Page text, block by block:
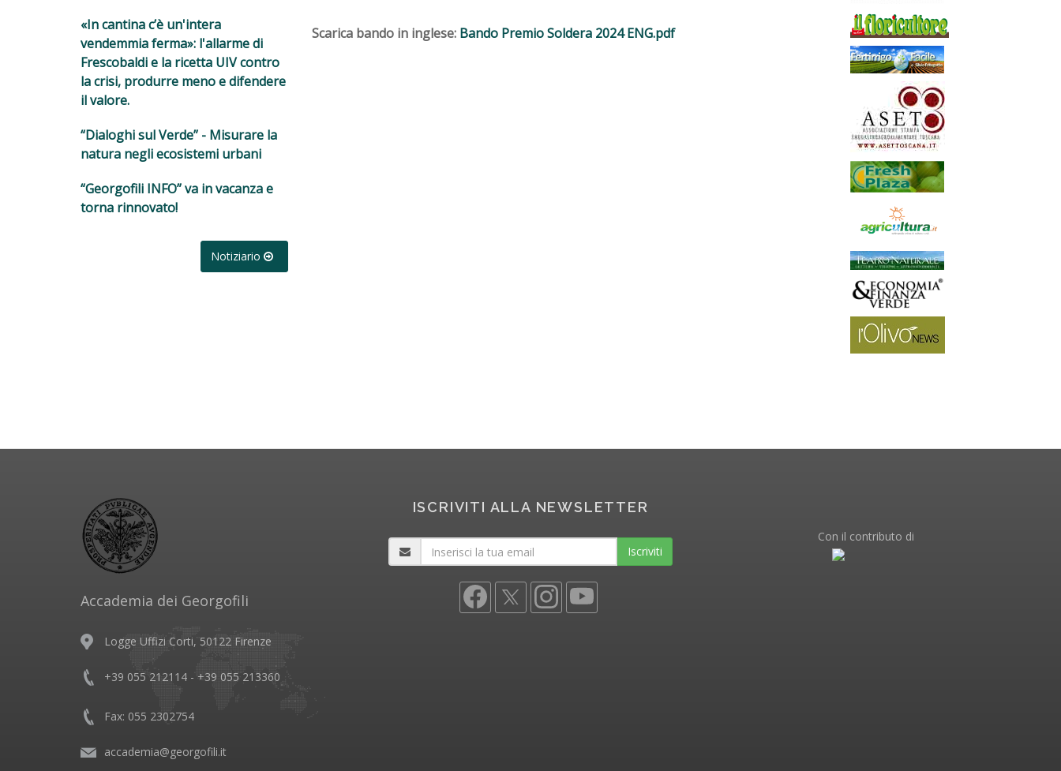
«In cantina c’è un'intera
vendemmia ferma»: l'allarme di
Frescobaldi e la ricetta UIV contro
la crisi, produrre meno e difendere
il valore.
“Dialoghi sul Verde” - Misurare la
natura negli ecosistemi urbani
“Georgofili INFO” va in vacanza e
torna rinnovato!
Notiziario
Scarica bando in inglese: Bando Premio Soldera 2024 ENG.pdf
Accademia dei Georgofili
Logge Uffizi Corti, 50122 Firenze
+39 055 212114 - +39 055 213360
Fax: 055 2302754
accademia@georgofili.it
ISCRIVITI ALLA NEWSLETTER
Iscriviti
Con il contributo di